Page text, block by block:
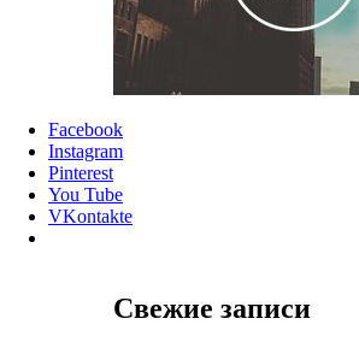
Facebook
Instagram
Pinterest
You Tube
VKontakte
Свежие записи